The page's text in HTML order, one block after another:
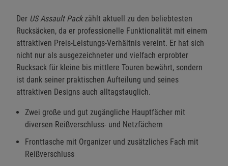
Der US Assault Packzählt aktuell zu den beliebtesten
Rucksäcken, da er professionelle Funktionalität mit einem
attraktiven Preis-Leistungs-Verhältnis vereint. Er hat sich
nicht nur als ausgezeichneter und vielfach erprobter
Rucksack für kleine bis mittlere Touren bewährt, sondern
ist dank seiner praktischen Aufteilung und seines
attraktiven Designs auch alltagstauglich.
Zwei große und gut zugängliche Hauptfächer mit
diversen Reißverschluss- und Netzfächern
Fronttasche mit Organizer und zusätzliches Fach mit
Reißverschluss